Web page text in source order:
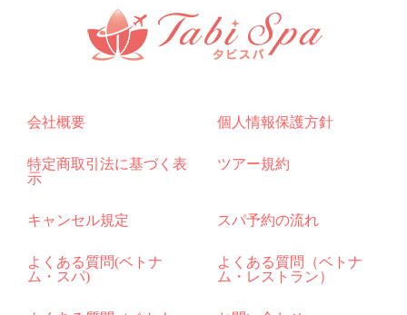
会社概要 個人情報保護方針
特定商取引法に基づく表
示
ツアー規約
キャンセル規定 スパ予約の流れ
よくある質問(ベトナ
ム・スパ)
よくある質問（ベトナ
ム・レストラン）